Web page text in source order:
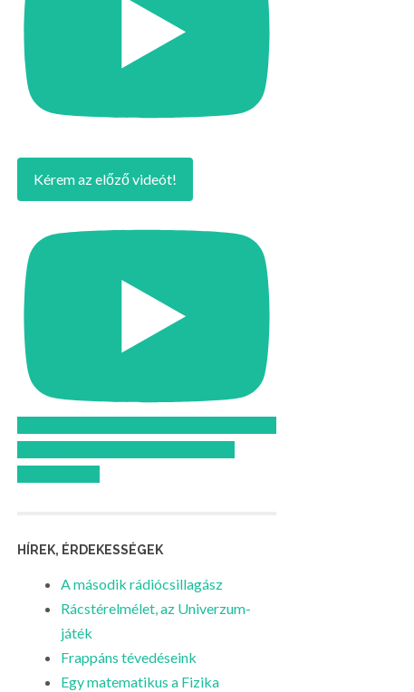
Kérem az előző videót!
HÍREK, ÉRDEKESSÉGEK
A második rádiócsillagász
Rácstérelmélet, az Univerzum-
játék
Frappáns tévedéseink
Egy matematikus a Fizika